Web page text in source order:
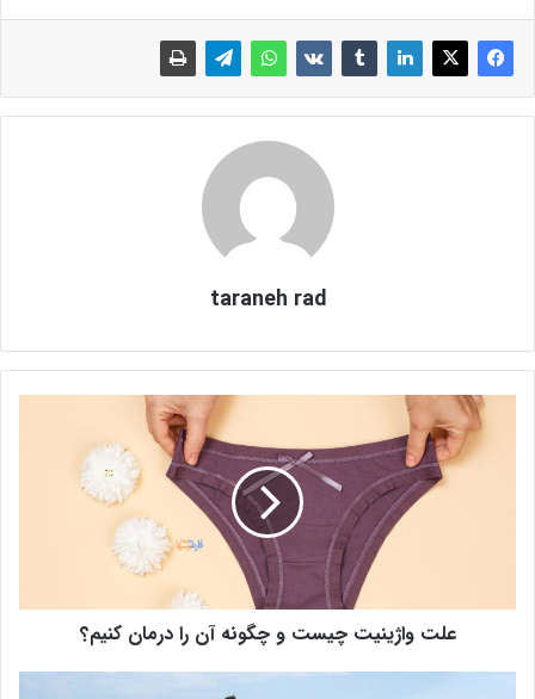
taraneh rad
ی
علت واژینیت چیست و چگونه آن را درمان کنیم؟